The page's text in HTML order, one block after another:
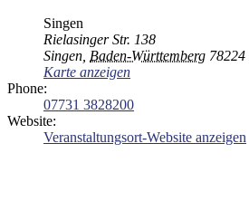
Singen
Rielasinger Str. 138
Singen Baden-Württemberg 78224
Karte anzeigen
Phone:
07731 3828200
Website:
Veranstaltungsort-Website anzeigen